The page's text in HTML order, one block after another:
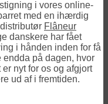
i vores online-
med en ihærdig
Flâneur
danskere har fået
i hånden inden for få
på dagen, hvor
nyt for os og afgjort
ud af i fremtiden.